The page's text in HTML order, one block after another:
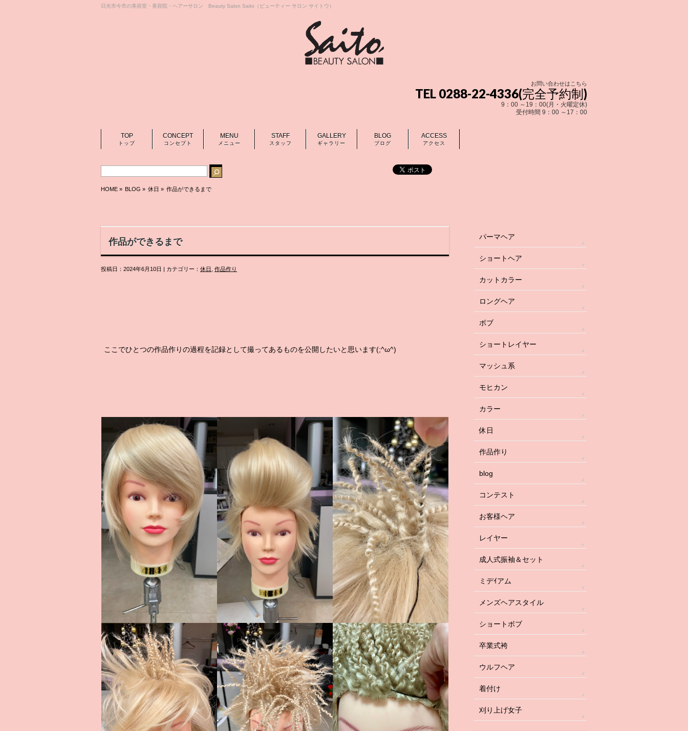
日光市今市の美容室・美容院・ヘアーサロン Beauty Salon Saito（ビューティー サロン サイトウ）
お問い合わせはこちら
TEL 0288-22-4336(完全予約制)
9：00 ～19：00(月・火曜定休)
受付時間 9：00 ～17：00
TOP
トップ
CONCEPT
コンセプト
MENU
メニュー
STAFF
スタッフ
GALLERY
ギャラリー
BLOG
ブログ
ACCESS
アクセス
HOME » BLOG » 休日 » 作品ができるまで
作品ができるまで
投稿日：2024年6月10日 | カテゴリー： 休日 作品作り
ここでひとつの作品作りの過程を記録として撮ってあるものを公開したいと思います(;^ω^)
パーマヘア
ショートヘア
カットカラー
ロングヘア
ボブ
ショートレイヤー
マッシュ系
モヒカン
カラー
休日
作品作り
blog
コンテスト
お客様ヘア
レイヤー
成人式振袖＆セット
ミデｲアム
メンズヘアスタイル
ショートボブ
卒業式袴
ウルフヘア
着付け
刈り上げ女子